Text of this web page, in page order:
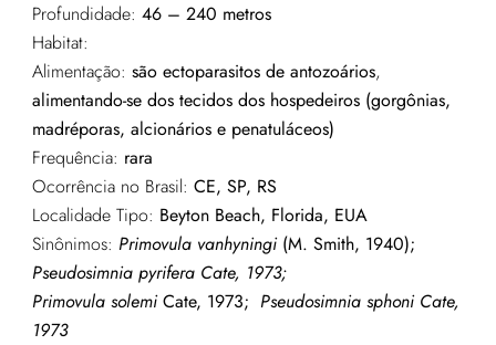
Profundidade: 46 – 240 metros
Habitat:
Alimentação: são ectoparasitosde antozoários,
alimentando-se dos tecidosdos hospedeiros(gorgônias,
madréporas, alcionáriose penatuláceos)
Frequência: rara
Ocorrência no Brasil: CE, SP, RS
Localidade Tipo: Beyton Beach, Florida, EUA
Sinônimos: Primovula vanhyningi(M. Smith, 1940);
Pseudosimnia pyriferaCate, 1973;
Primovula solemiCate, 1973; Pseudosimnia sphoniCate,
1973